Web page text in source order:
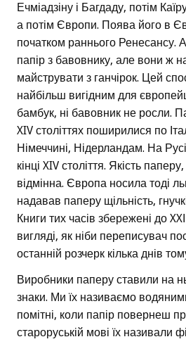
Ечміадзіну і Багдаду, потім
а потім Європи. Поява його в
початком раннього Ренесансу.
папір з бавовнику, але вони ж
майструвати з ганчірок. Цей
найбільш вигідним для
бамбук, ні бавовник не росли.
XIV століттях поширилися по
Німеччині, Нідерландам. На
кінці XIV століття. Якість
відмінна. Європа носила тоді
надавав паперу щільність,
Книги тих часів збережені до
вигляді, як ніби переписувач
останній розчерк кілька днів
Виробники паперу ставили на
знаки. Ми їх називаємо
помітні, коли папір повернеш
староруській мові їх називали